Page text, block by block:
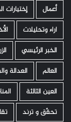
أعمال
إختيارات
اراء وتحليلات
الخبر الرئيسي
العالم
العدالة
العين الثالثة
تحقّق و ترند